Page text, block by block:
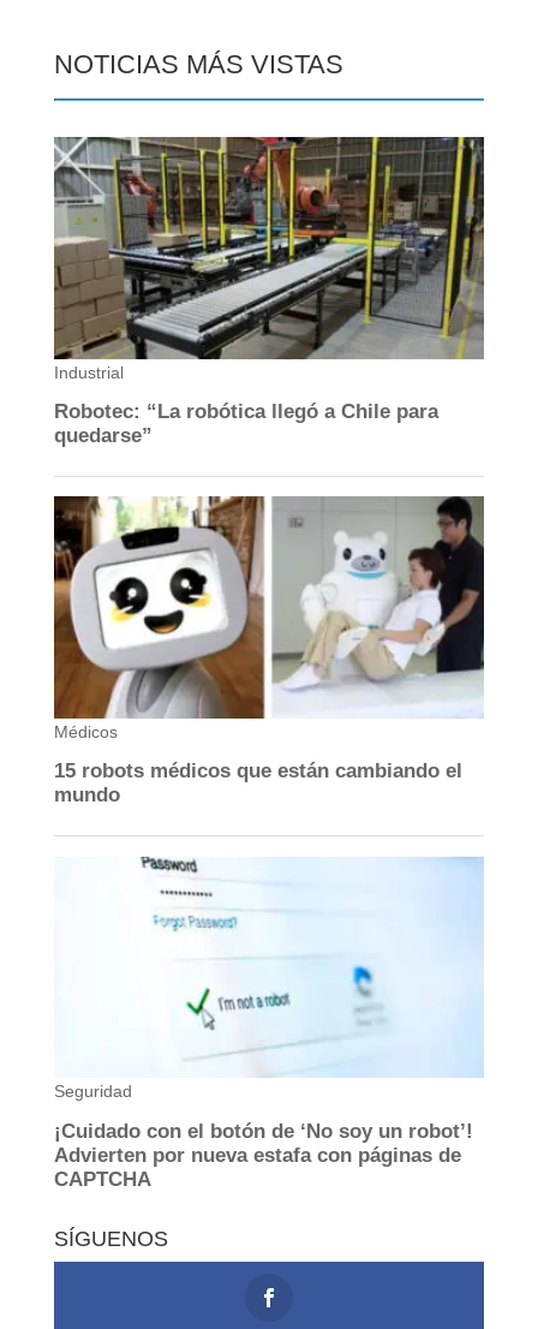
NOTICIAS MÁS VISTAS
SÍGUENOS